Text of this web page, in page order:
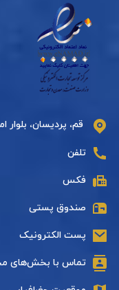
قم، پردیسان، بلوار
تلفن
فکس
صندوق پستی
پست الکترونیک
تماس با بخش‌های